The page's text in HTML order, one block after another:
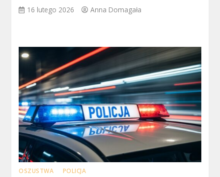
16 lutego 2026 Anna Domagała
OSZUSTWA POLICJA